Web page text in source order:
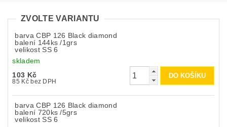
ZVOLTE VARIANTU
barva CBP 126 Black diamond
balení 144ks /1grs
velikost SS 6
skladem
103 Kč
85 Kč bez DPH
barva CBP 126 Black diamond
balení 720ks /5grs
velikost SS 6